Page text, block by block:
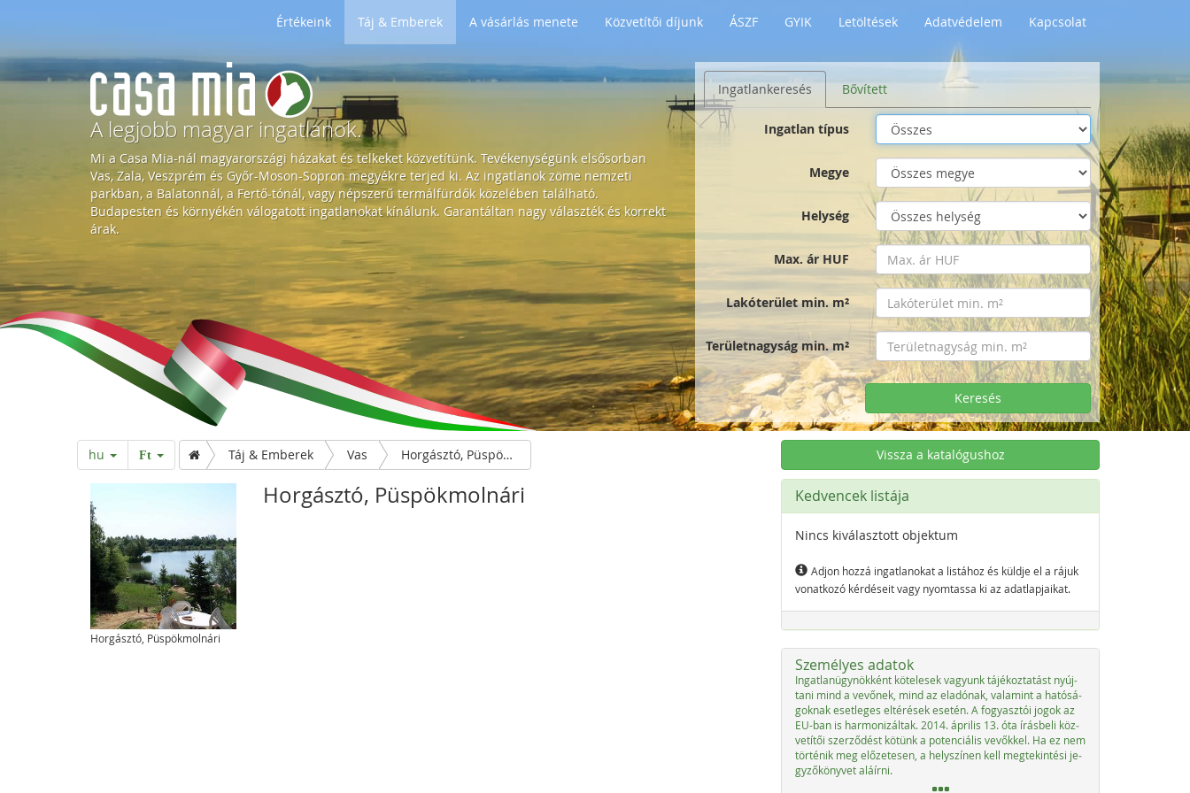
Értékeink Táj & Emberek A vásárlás menete Közvetítői díjunk ÁSZF GYIK Letöltések Adatvédelem Kapcsolat
H
o
m
e
A legjobb magyar ingatlanok.
Mi a Casa Mia-nál magyarországi házakat és telkeket közvetítünk. Tevékenységünk elsősorban
Vas, Zala, Veszprém és Győr-Moson-Sopron megyékre terjed ki. Az ingatlanok zöme nemzeti
parkban, a Balatonnál, a Fertő-tónál, vagy népszerű termálfürdők közelében található.
Budapesten és környékén válogatott ingatlanokat kínálunk. Garantáltan nagy választék és korrekt
árak.
Ingatlankeresés Bővített
Ingatlan típus
Megye
Helység
Max. ár HUF
Lakóterület min. m²
Területnagyság min. m²
Keresés
hu Ft Táj & Emberek Vas Horgásztó, Püspökmolnári
Horgásztó, Püspökmolnári
Horgásztó, Püspökmolnári
Vissza a katalógushoz
Kedvencek listája
Nincs kiválasztott objektum
Adjon hozzá ingatlanokat a listához és küldje el a rájuk
vonatkozó kérdéseit vagy nyomtassa ki az adatlapjaikat.
Személyes adatok
In­gat­la­nü­g­ynök­ként kö­t­e­le­sek va­gyunk tájé­koz­ta­tást nyúj­
ta­ni mind a ve­vő­nek, mind az ela­dónak, vala­mint a ha­tósá­
go­knak eset­le­ges el­té­r­é­sek ese­tén. A fo­gyasz­tói jo­gok az
EU-ban is har­mo­ni­zál­tak. 2014. ápri­lis 13. óta írás­be­li köz­
vetítői szer­ződést kötünk a po­ten­ciá­lis ve­vők­kel. Ha ez nem
tör­té­nik meg előze­te­sen, a he­lys­zí­nen kell meg­tek­in­té­si je­
gy­ző­könyvet aláír­ni.